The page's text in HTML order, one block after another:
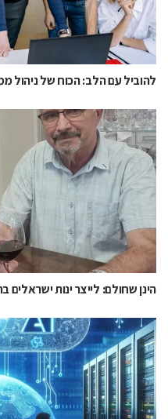
להוביל עם הלב: הכוח של ניהול
הינן שחולם: לייצר ינות ישראלים